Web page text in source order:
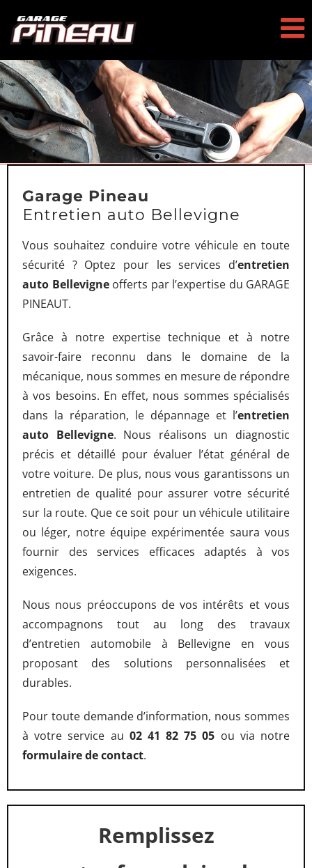
contenu
Garage Pineau
Entretien auto Bellevigne
Vous souhaitez conduire votre véhicule en toute
sécurité ? Optez pour les services d’entretien
auto Bellevigneofferts par l’expertise du GARAGE
PINEAUT.
Grâce à notre expertise technique et à notre
savoir-faire reconnu dans le domaine de la
mécanique, nous sommes en mesure de répondre
à vos besoins. En effet, nous sommes spécialisés
dans la réparation, le dépannage et l’entretien
auto Bellevigne. Nous réalisons un diagnostic
précis et détaillé pour évaluer l’état général de
votre voiture. De plus, nous vous garantissons un
entretien de qualité pour assurer votre sécurité
sur la route. Que ce soit pour un véhicule utilitaire
ou léger, notre équipe expérimentée saura vous
fournir des services efficaces adaptés à vos
exigences.
Nous nous préoccupons de vos intérêts et vous
accompagnons tout au long des travaux
d’entretien automobile à Bellevigne en vous
proposant des solutions personnalisées et
durables.
Pour toute demande d’information, nous sommes
à votre service au 02 41 82 75 05 ou via notre
formulaire de contact.
Remplissez